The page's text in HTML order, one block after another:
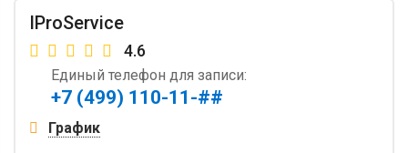
IProService
4.6
Единый телефон для записи:
+7 (499) 110-11-##
График